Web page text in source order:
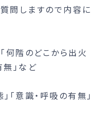
問しますので内容に
何階のどこから出火
無」など
「意識・呼吸の有無」